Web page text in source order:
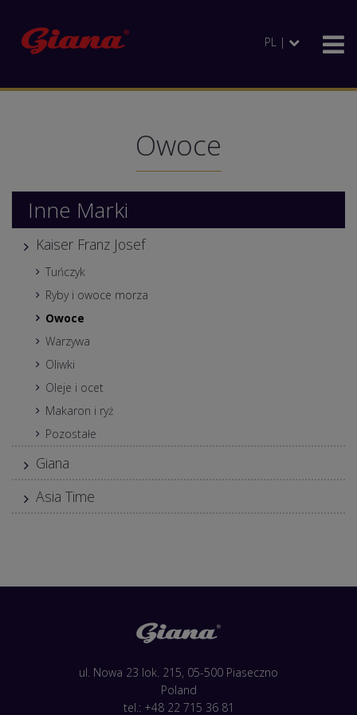
PL |
Owoce
Inne Marki
Kaiser Franz Josef
Tuńczyk
Ryby i owoce morza
Owoce
Warzywa
Oliwki
Oleje i ocet
Makaron i ryż
Pozostałe
Giana
Asia Time
ul. Nowa 23 lok. 215, 05-500 Piaseczno
Poland
tel.: +48 22 715 36 81